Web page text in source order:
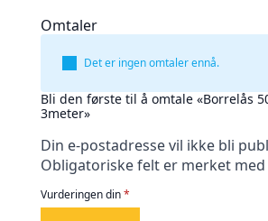
Omtaler
Det er ingen omtaler ennå.
Bli den første til å omtale «Borrelås
3meter»
Din e-postadresse vil ikke bli
Obligatoriske felt er merket med
Vurderingen din*